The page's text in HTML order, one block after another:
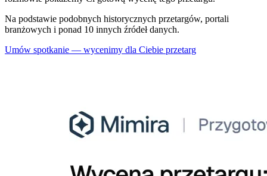
Na podstawie podobnych historycznych przetargów, portali
branżowych i ponad 10 innych źródeł danych.
Umów spotkanie — wycenimy dla Ciebie przetarg